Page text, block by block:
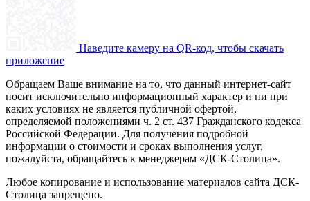
Наведите камеру на QR-код, чтобы скачать
приложение
Обращаем Ваше внимание на то, что данный интернет-сайт
носит исключительно информационный характер и ни при
каких условиях не является публичной офертой,
определяемой положениями ч. 2 ст. 437 Гражданского кодекса
Российской Федерации. Для получения подробной
информации о стоимости и сроках выполнения услуг,
пожалуйста, обращайтесь к менеджерам «ДСК-Столица».
Любое копирование и использование материалов сайта ДСК-
Столица запрещено.